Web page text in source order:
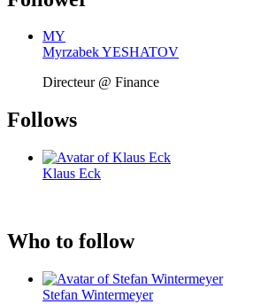
MY
Myrzabek YESHATOV
Directeur @ Finance
Follows
Klaus Eck
Who to follow
Stefan Wintermeyer